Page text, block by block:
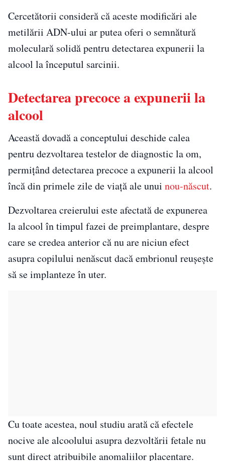
Cercetătorii consideră că aceste modificări ale
metilării ADN-ului ar putea oferi o semnătură
moleculară solidă pentru detectarea expunerii la
alcool la începutul sarcinii.
Detectarea precoce a expunerii la
alcool
Această dovadă a conceptului deschide calea
pentru dezvoltarea testelor de diagnostic la om,
permițând detectarea precoce a expunerii la alcool
încă din primele zile de viață ale unui nou-născut.
Dezvoltarea creierului este afectată de expunerea
la alcool în timpul fazei de preimplantare, despre
care se credea anterior că nu are niciun efect
asupra copilului nenăscut dacă embrionul reușește
să se implanteze în uter.
Cu toate acestea, noul studiu arată că efectele
nocive ale alcoolului asupra dezvoltării fetale nu
sunt direct atribuibile anomaliilor placentare.